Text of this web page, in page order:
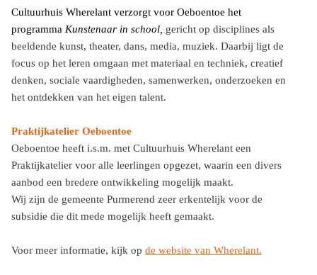
Cultuurhuis Wherelant verzorgt voor Oeboentoe het
programma Kunstenaar in school, gericht op disciplines als
beeldende kunst, theater, dans, media, muziek. Daarbij ligt de
focus op het leren omgaan met materiaal en techniek, creatief
denken, sociale vaardigheden, samenwerken, onderzoeken en
het ontdekken van het eigen talent.
Praktijkatelier Oeboentoe
Oeboentoe heeft i.s.m. met Cultuurhuis Wherelant een
Praktijkatelier voor alle leerlingen opgezet, waarin een divers
aanbod een bredere ontwikkeling mogelijk maakt.
Wij zijn de gemeente Purmerend zeer erkentelijk voor de
subsidie die dit mede mogelijk heeft gemaakt.
Voor meer informatie, kijk op de website van Wherelant.